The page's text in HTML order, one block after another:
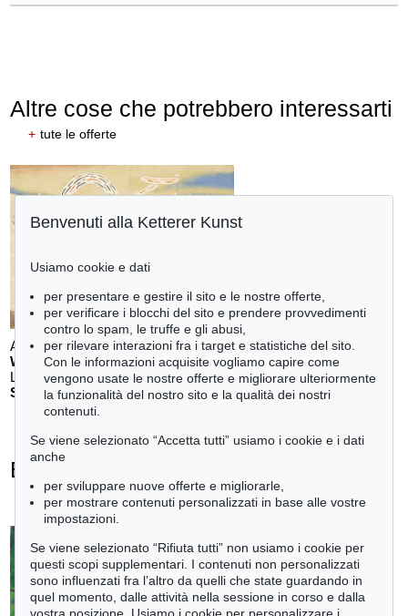
Altre cose che potrebbero interessarti
+ tute le offerte
Auction 611 - Lot 123000200
WILLI BAUMEISTER
Landschaft mit rotem Bogen (Sommerfest) , 1948
Stima:€ 70,000
Auction 610 - Lot 126000483
LYONEL FEININGER
Erich Heckel - Ogetti venduti
tute le offerte
Benvenuti alla Ketterer Kunst
Usiamo cookie e dati
per presentare e gestire il sito e le nostre offerte,
per verificare i blocchi del sito e prendere provvedimenti
contro lo spam, le truffe e gli abusi,
per rilevare interazioni fra i target e statistiche del sito.
Con le informazioni acquisite vogliamo capire come
vengono usate le nostre offerte e migliorare ulteriormente
la funzionalità del nostro sito e la qualità dei nostri
contenuti.
Se viene selezionato “Accetta tutti” usiamo i cookie e i dati
anche
per sviluppare nuove offerte e migliorarle,
per mostrare contenuti personalizzati in base alle vostre
impostazioni.
Se viene selezionato “Rifiuta tutti” non usiamo i cookie per
questi scopi supplementari. I contenuti non personalizzati
sono influenzati fra l’altro da quelli che state guardando in
quel momento, dalle attività nella sessione in corso e dalla